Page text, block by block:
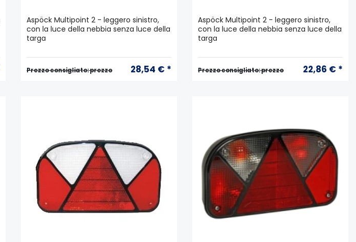
Aspöck Multipoint 2 - leggero sinistro,
con la luce della nebbia senza luce della
targa
Prezzo consigliato: prezzo 28,54 € *
Aspöck Multipoint 2 - leggero sinistro,
con la luce della nebbia senza luce della
targa
Prezzo consigliato: prezzo 22,86 € *